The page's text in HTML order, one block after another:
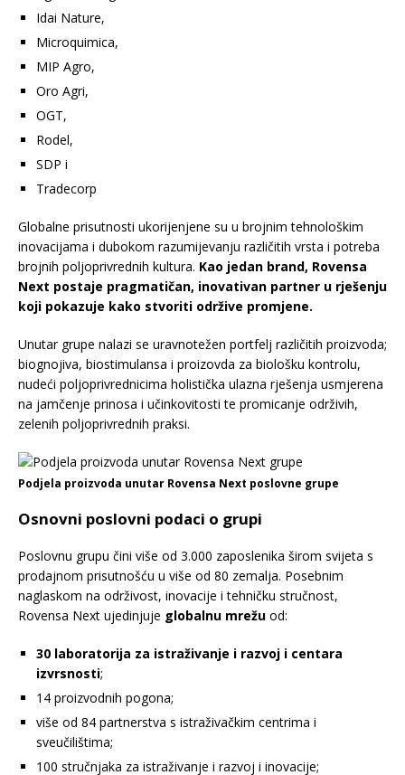
Idai Nature,
Microquimica,
MIP Agro,
Oro Agri,
OGT,
Rodel,
SDP i
Tradecorp
Globalne prisutnosti ukorijenjene su u brojnim tehnološkim
inovacijama i dubokom razumijevanju različitih vrsta i potreba
brojnih poljoprivrednih kultura. Kao jedan brand, Rovensa
Next postaje pragmatičan, inovativan partner u rješenju
koji pokazuje kako stvoriti održive promjene.
Unutar grupe nalazi se uravnotežen portfelj različitih proizvoda;
biognojiva, biostimulansa i proizovda za biološku kontrolu,
nudeći poljoprivrednicima holistička ulazna rješenja usmjerena
na jamčenje prinosa i učinkovitosti te promicanje održivih,
zelenih poljoprivrednih praksi.
Podjela proizvoda unutar Rovensa Next poslovne grupe
Osnovni poslovni podaci o grupi
Poslovnu grupu čini više od 3.000 zaposlenika širom svijeta s
prodajnom prisutnošću u više od 80 zemalja. Posebnim
naglaskom na održivost, inovacije i tehničku stručnost,
Rovensa Next ujedinjuje globalnu mrežu od:
30 laboratorija za istraživanje i razvoj i centara
izvrsnosti;
14 proizvodnih pogona;
više od 84 partnerstva s istraživačkim centrima i
sveučilištima;
100 stručnjaka za istraživanje i razvoj i inovacije;